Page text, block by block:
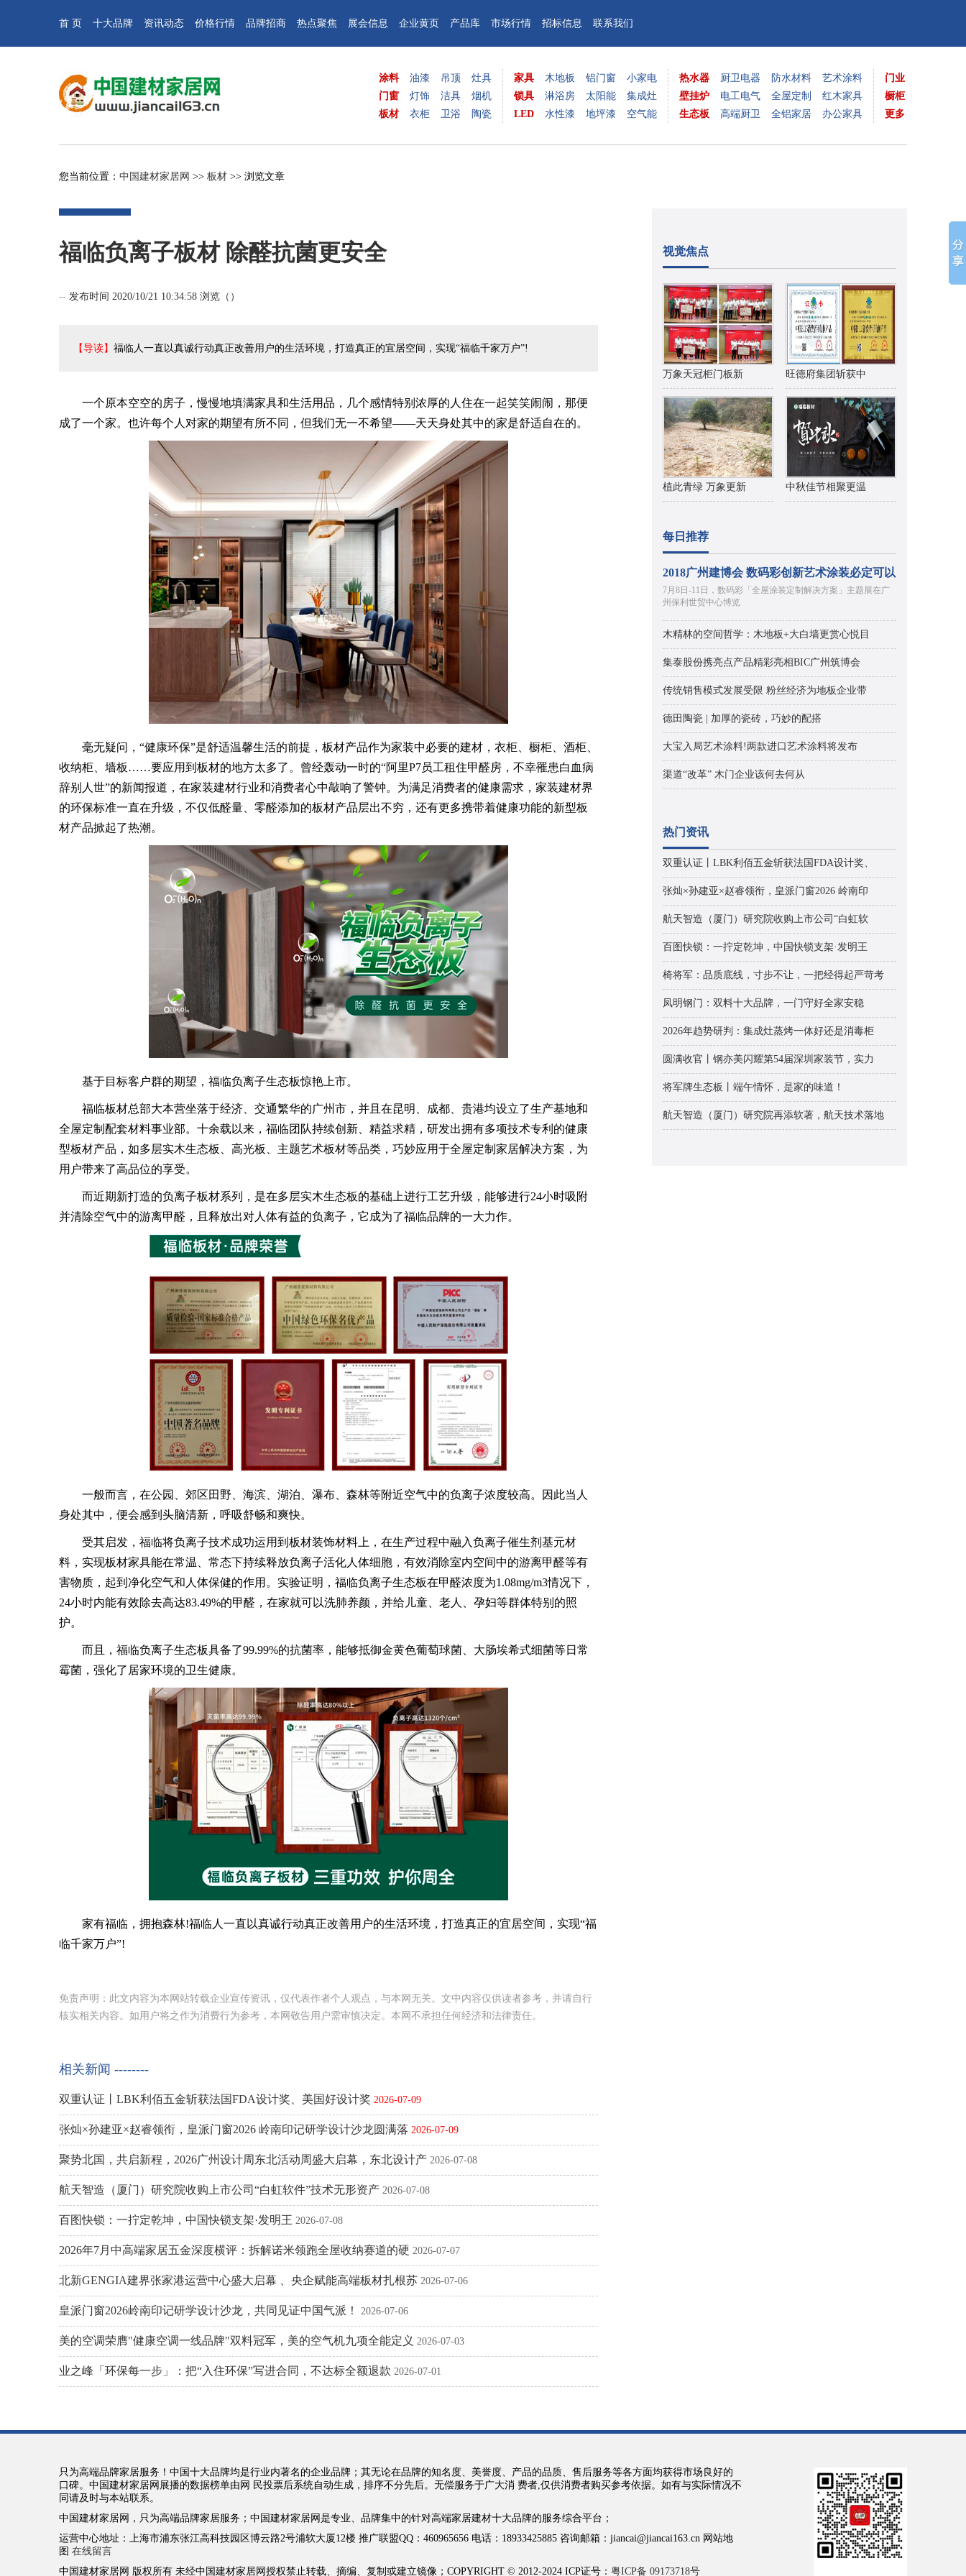
首 页 十大品牌 资讯动态 价格行情 品牌招商 热点聚焦 展会信息 企业黄页 产品库 市场行情 招标信息 联系我们
涂料
门窗
板材
油漆
灯饰
衣柜
吊顶
洁具
卫浴
灶具
烟机
陶瓷
家具
锁具
LED
木地板
淋浴房
水性漆
铝门窗
太阳能
地坪漆
小家电
集成灶
空气能
热水器
壁挂炉
生态板
厨卫电器
电工电气
高端厨卫
防水材料
全屋定制
全铝家居
艺术涂料
红木家具
办公家具
门业
橱柜
更多
您当前位置： 中国建材家居网 >> 板材 >> 浏览文章
福临负离子板材 除醛抗菌更安全
-- 发布时间 2020/10/21 10:34:58 浏览（ ）
【导读】 福临人一直以真诚行动真正改善用户的生活环境，打造真正的宜居空间，实现“福临千家万户”!
一个原本空空的房子，慢慢地填满家具和生活用品，几个感情特别浓厚的人住在一起笑笑闹闹，那便
成了一个家。也许每个人对家的期望有所不同，但我们无一不希望——天天身处其中的家是舒适自在的。
毫无疑问，“健康环保”是舒适温馨生活的前提，板材产品作为家装中必要的建材，衣柜、橱柜、酒柜、
收纳柜、墙板……要应用到板材的地方太多了。曾经轰动一时的“阿里P7员工租住甲醛房，不幸罹患白血病
辞别人世”的新闻报道，在家装建材行业和消费者心中敲响了警钟。为满足消费者的健康需求，家装建材界
的环保标准一直在升级，不仅低醛量、零醛添加的板材产品层出不穷，还有更多携带着健康功能的新型板
材产品掀起了热潮。
基于目标客户群的期望，福临负离子生态板惊艳上市。
福临板材总部大本营坐落于经济、交通繁华的广州市，并且在昆明、成都、贵港均设立了生产基地和
全屋定制配套材料事业部。十余载以来，福临团队持续创新、精益求精，研发出拥有多项技术专利的健康
型板材产品，如多层实木生态板、高光板、主题艺术板材等品类，巧妙应用于全屋定制家居解决方案，为
用户带来了高品位的享受。
而近期新打造的负离子板材系列，是在多层实木生态板的基础上进行工艺升级，能够进行24小时吸附
并清除空气中的游离甲醛，且释放出对人体有益的负离子，它成为了福临品牌的一大力作。
一般而言，在公园、郊区田野、海滨、湖泊、瀑布、森林等附近空气中的负离子浓度较高。因此当人
身处其中，便会感到头脑清新，呼吸舒畅和爽快。
受其启发，福临将负离子技术成功运用到板材装饰材料上，在生产过程中融入负离子催生剂基元材
料，实现板材家具能在常温、常态下持续释放负离子活化人体细胞，有效消除室内空间中的游离甲醛等有
害物质，起到净化空气和人体保健的作用。实验证明，福临负离子生态板在甲醛浓度为1.08mg/m3情况下，
24小时内能有效除去高达83.49%的甲醛，在家就可以洗肺养颜，并给儿童、老人、孕妇等群体特别的照
护。
而且，福临负离子生态板具备了99.99%的抗菌率，能够抵御金黄色葡萄球菌、大肠埃希式细菌等日常
霉菌，强化了居家环境的卫生健康。
家有福临，拥抱森林!福临人一直以真诚行动真正改善用户的生活环境，打造真正的宜居空间，实现“福
临千家万户”!
免责声明：此文内容为本网站转载企业宣传资讯，仅代表作者个人观点，与本网无关。文中内容仅供读者参考，并请自行
核实相关内容。如用户将之作为消费行为参考，本网敬告用户需审慎决定。本网不承担任何经济和法律责任。
相关新闻 --------
双重认证丨LBK利佰五金斩获法国FDA设计奖、美国好设计奖 2026-07-09
张灿×孙建亚×赵睿领衔，皇派门窗2026 岭南印记研学设计沙龙圆满落 2026-07-09
聚势北国，共启新程，2026广州设计周东北活动周盛大启幕，东北设计产 2026-07-08
航天智造（厦门）研究院收购上市公司“白虹软件”技术无形资产 2026-07-08
百图快锁：一拧定乾坤，中国快锁支架·发明王 2026-07-08
2026年7月中高端家居五金深度横评：拆解诺米领跑全屋收纳赛道的硬 2026-07-07
北新GENGIA建界张家港运营中心盛大启幕 、央企赋能高端板材扎根苏 2026-07-06
皇派门窗2026岭南印记研学设计沙龙，共同见证中国气派！ 2026-07-06
美的空调荣膺"健康空调一线品牌"双料冠军，美的空气机九项全能定义 2026-07-03
业之峰「环保每一步」：把“入住环保”写进合同，不达标全额退款 2026-07-01
视觉焦点
万象天冠柜门板新 旺德府集团斩获中
植此青绿 万象更新 中秋佳节相聚更温
每日推荐
2018广州建博会 数码彩创新艺术涂装必定可以
7月8日-11日，数码彩「全屋涂装定制解决方案」主题展在广
州保利世贸中心博览
木精林的空间哲学：木地板+大白墙更赏心悦目
集泰股份携亮点产品精彩亮相BIC广州筑博会
传统销售模式发展受限 粉丝经济为地板企业带
德田陶瓷 | 加厚的瓷砖，巧妙的配搭
大宝入局艺术涂料!两款进口艺术涂料将发布
渠道“改革” 木门企业该何去何从
热门资讯
双重认证丨LBK利佰五金斩获法国FDA设计奖、
张灿×孙建亚×赵睿领衔，皇派门窗2026 岭南印
航天智造（厦门）研究院收购上市公司“白虹软
百图快锁：一拧定乾坤，中国快锁支架·发明王
椅将军：品质底线，寸步不让，一把经得起严苛考
凤明钢门：双料十大品牌，一门守好全家安稳
2026年趋势研判：集成灶蒸烤一体好还是消毒柜
圆满收官丨钢亦美闪耀第54届深圳家装节，实力
将军牌生态板丨端午情怀，是家的味道！
航天智造（厦门）研究院再添软著，航天技术落地
只为高端品牌家居服务！中国十大品牌均是行业内著名的企业品牌；其无论在品牌的知名度、美誉度、产品的品质、售后服务等各方面均获得市场良好的
口碑。中国建材家居网展播的数据榜单由网 民投票后系统自动生成，排序不分先后。无偿服务于广大消 费者,仅供消费者购买参考依据。如有与实际情况不
同请及时与本站联系。
中国建材家居网，只为高端品牌家居服务；中国建材家居网是专业、品牌集中的针对高端家居建材十大品牌的服务综合平台；
运营中心地址：上海市浦东张江高科技园区博云路2号浦软大厦12楼 推广联盟QQ：460965656 电话：18933425885 咨询邮箱：jiancai@jiancai163.cn 网站地
图 在线留言
中国建材家居网 版权所有 未经中国建材家居网授权禁止转载、摘编、复制或建立镜像；COPYRIGHT © 2012-2024 ICP证号： 粤ICP备 09173718号